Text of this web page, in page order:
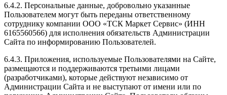
6.4.2. Персональные данные, добровольно указанные
Пользователем могут быть переданы ответственному
сотруднику компании ООО «ТСК Маркет Сервис» (ИНН
6165560566) для исполнения обязательств Администрации
Сайта по информированию Пользователей.
6.4.3. Приложения, используемые Пользователями на Сайте,
размещаются и поддерживаются третьими лицами
(разработчиками), которые действуют независимо от
Администрации Сайта и не выступают от имени или по